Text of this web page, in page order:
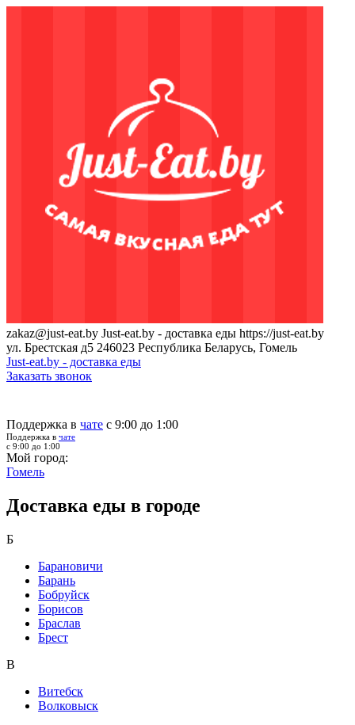
zakaz@just-eat.by Just-eat.by - доставка еды https://just-eat.by
ул. Брестская д5 246023 Республика Беларусь, Гомель
Just-eat.by - доставка еды
Заказать звонок
Поддержка в чате с 9:00 до 1:00
Поддержка в чате
с 9:00 до 1:00
Мой город:
Гомель
Доставка еды в городе
Б
Барановичи
Барань
Бобруйск
Борисов
Браслав
Брест
В
Витебск
Волковыск